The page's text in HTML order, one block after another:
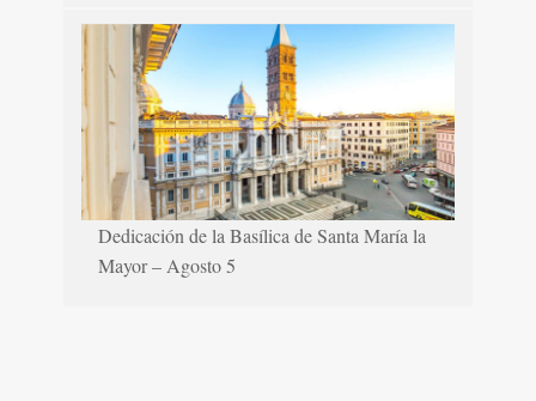
Dedicación de la Basílica de Santa María la
Mayor – Agosto 5